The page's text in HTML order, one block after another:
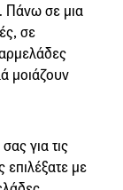
Πάνω σε μια
σε
μοιάζουν
για τις
με